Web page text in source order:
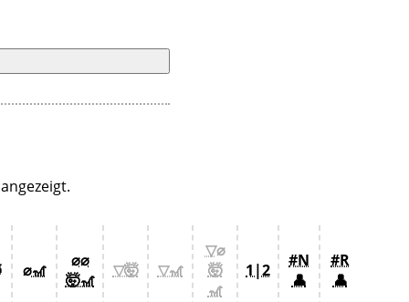
⌀🎢
⌀⌀
🤯🎢
▽🤯 ▽🎢
▽⌀
🤯
🎢
1|2
#N
👤
#R
👤